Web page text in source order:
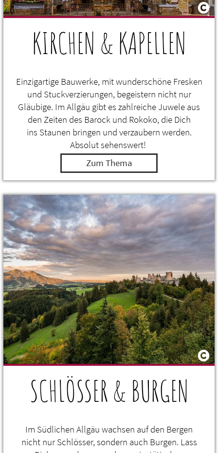
KIRCHEN & KAPELLEN
Einzigartige Bauwerke, mit wunderschöne Fresken
und Stuckverzierungen, begeistern nicht nur
Gläubige. Im Allgäu gibt es zahlreiche Juwele aus
den Zeiten des Barock und Rokoko, die Dich
ins Staunen bringen und verzaubern werden.
Absolut sehenswert!
Zum Thema
SCHLÖSSER & BURGEN
Im Südlichen Allgäu wachsen auf den Bergen
nicht nur Schlösser, sondern auch Burgen. Lass